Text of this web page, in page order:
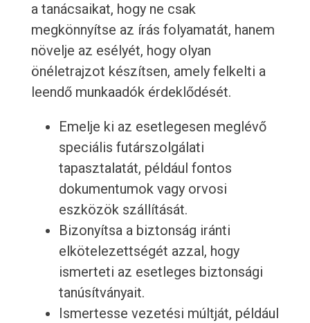
a tanácsaikat, hogy ne csak
megkönnyítse az írás folyamatát, hanem
növelje az esélyét, hogy olyan
önéletrajzot készítsen, amely felkelti a
leendő munkaadók érdeklődését.
Emelje ki az esetlegesen meglévő
speciális futárszolgálati
tapasztalatát, például fontos
dokumentumok vagy orvosi
eszközök szállítását.
Bizonyítsa a biztonság iránti
elkötelezettségét azzal, hogy
ismerteti az esetleges biztonsági
tanúsítványait.
Ismertesse vezetési múltját, például